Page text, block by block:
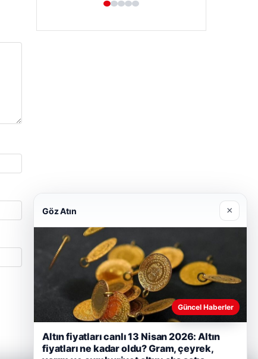
Göz Atın ×
Güncel Haberler
Altın fiyatları canlı 13 Nisan 2026: Altın
fiyatları ne kadar oldu? Gram, çeyrek,